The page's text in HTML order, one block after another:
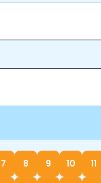
7 8 9 10 11